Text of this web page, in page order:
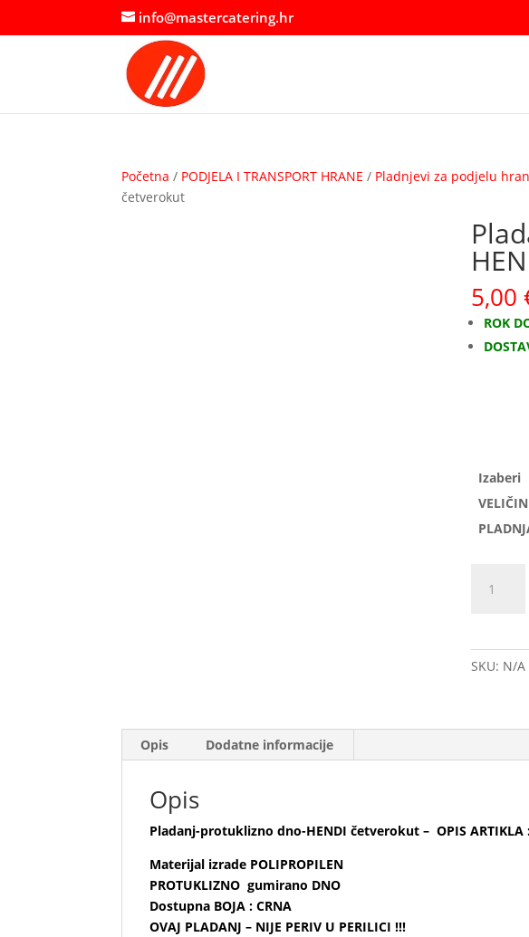
info@mastercatering.hr
Početna / PODJELA I TRANSPORT HRANE / Pladnjevi za podjelu
četverokut
5,00
ROK
Izaberi
SKU: N/A
Opis Dodatne informacije
Opis
Pladanj-protuklizno dno-HENDI četverokut – OPIS ARTIKLA
Materijal izrade POLIPROPILEN
PROTUKLIZNO gumirano DNO
Dostupna BOJA : CRNA
OVAJ PLADANJ – NIJE PERIV U PERILICI !!!